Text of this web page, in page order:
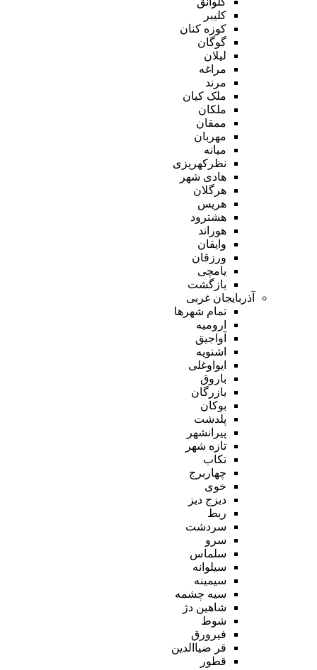
کلیبر
کوزه کنان
گوگان
لیلان
مراغه
مرند
ملک کیان
ملکان
ممقان
مهربان
میانه
نظرکهریزی
هادی شهر
هرگلان
هریس
هشترود
هوراند
وایقان
ورزقان
یامچی
بازگشت
آذربایجان غربی
تمام شهر‌ها
ارومیه
آواجیق
اشنویه
ایواوغلی
باروق
بازرگان
بوکان
پلدشت
پیرانشهر
تازه شهر
تکاب
چهاربرج
خوی
دیزج دیز
ربط
سردشت
سرو
سلماس
سیلوانه
سیمینه
سیه چشمه
شاهین دژ
شوط
فیرورق
قر ضیاالدین
قطور